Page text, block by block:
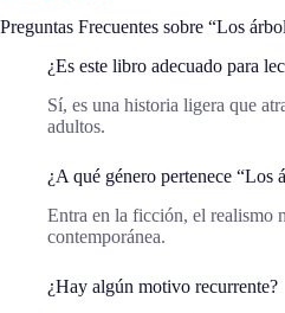
Preguntas Frecuentes sobre “Los
¿Es este libro adecuado para
Sí, es una historia ligera que
adultos.
¿A qué género pertenece “Los
Entra en la ficción, el realismo
contemporánea.
¿Hay algún motivo recurrente?